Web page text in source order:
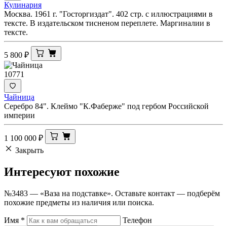
Кулинария
Москва. 1961 г. "Госторгиздат". 402 стр. с иллюстрациями в
тексте. В издательском тисненом переплете. Маргиналии в
тексте.
5 800 ₽
10771
Чайница
Серебро 84". Клеймо "К.Фаберже" под гербом Российской
империи
1 100 000 ₽
Закрыть
Интересуют похожие
№3483 — «Ваза на подставке». Оставьте контакт — подберём
похожие предметы из наличия или поиска.
Имя *
Телефон